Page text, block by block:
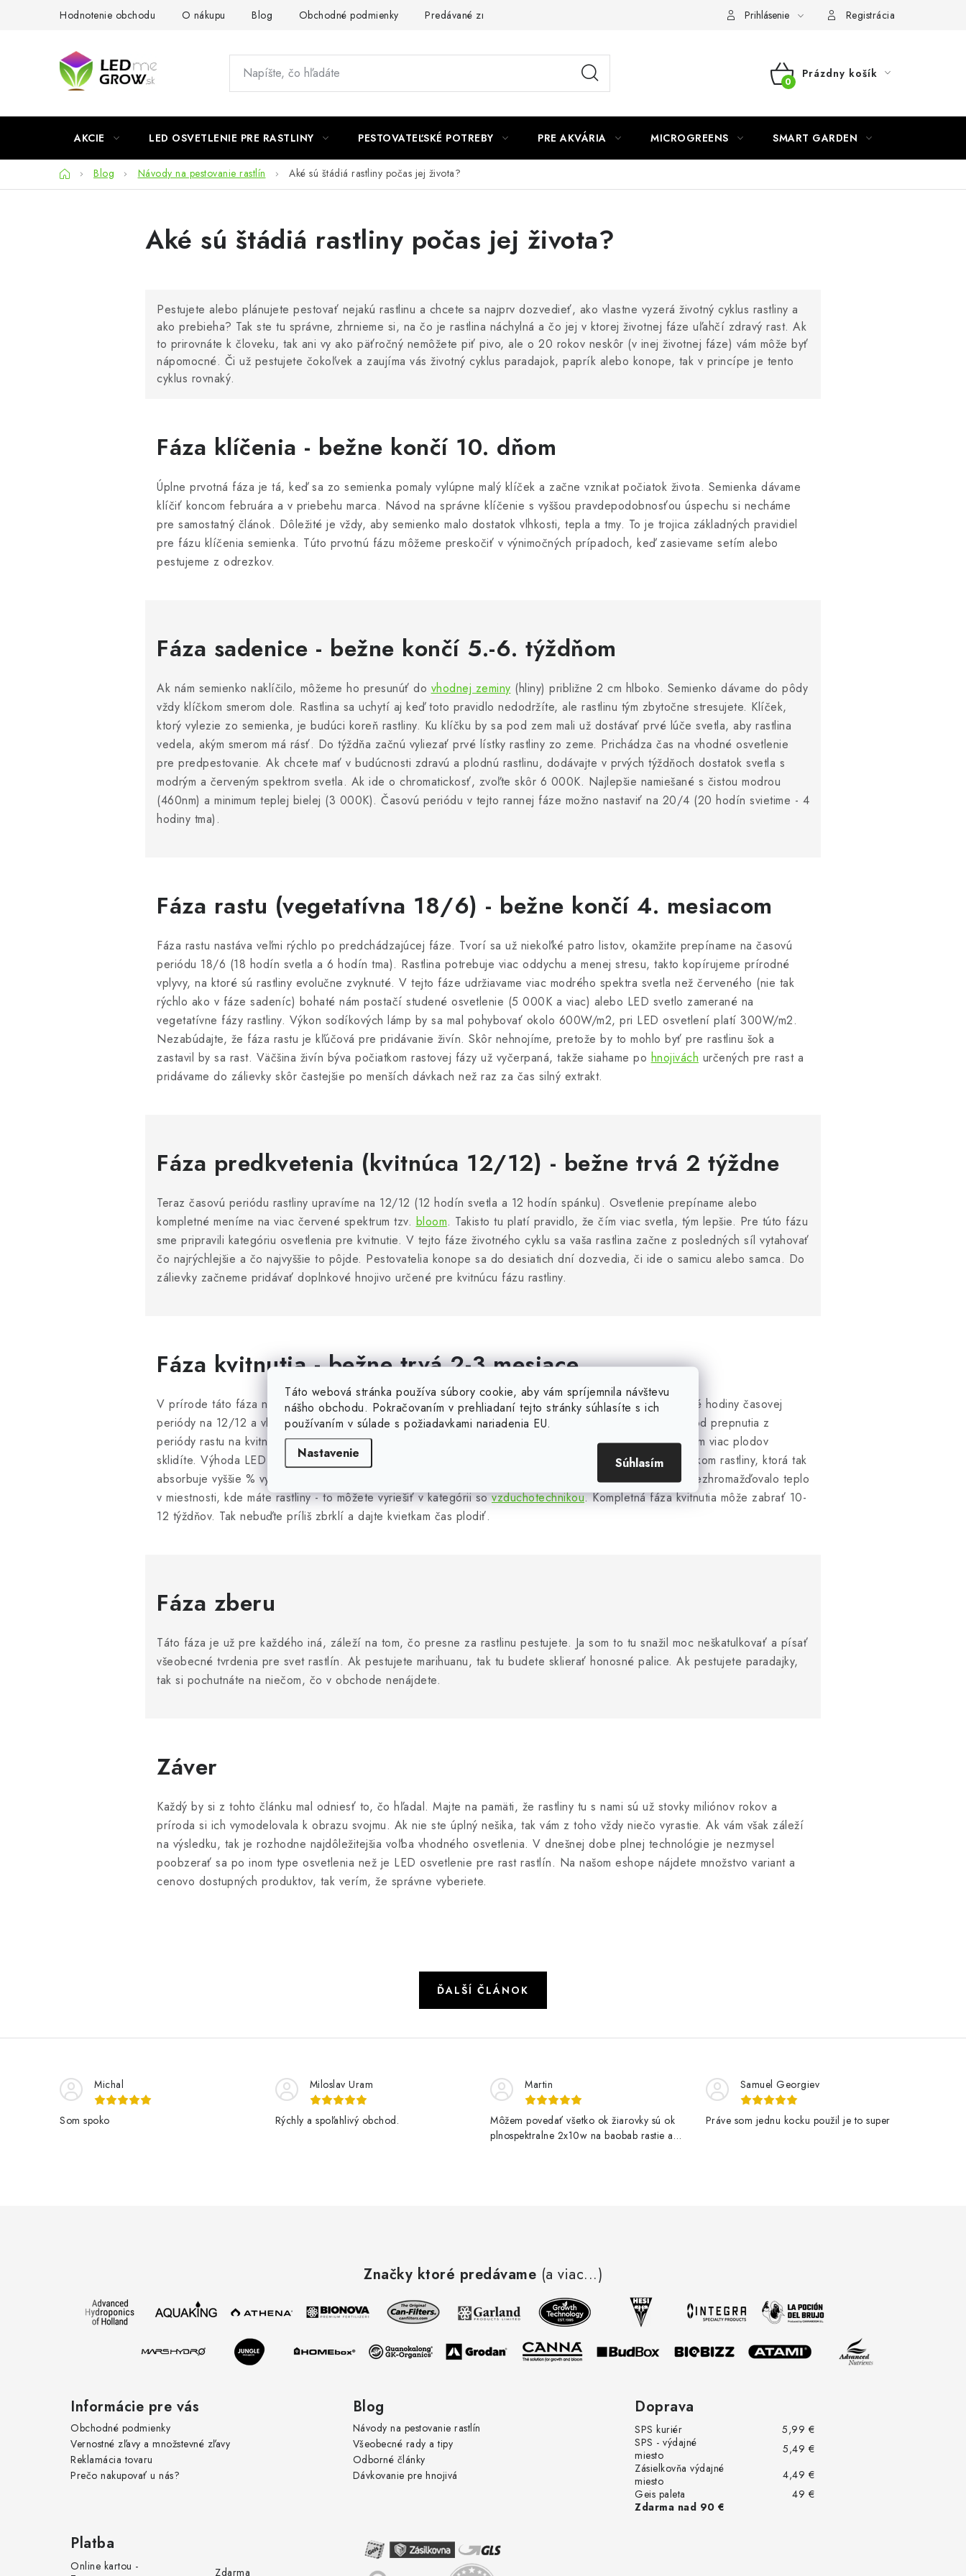
Táto webová stránka používa súbory cookie, aby vám spríjemnila návštevu
nášho obchodu. Pokračovaním v prehliadaní tejto stránky súhlasíte s ich
používaním v súlade s požiadavkami nariadenia EU.
Nastavenie
Súhlasím
Hodnotenie obchodu O nákupu Blog Obchodné podmienky Predávané značky Podmienky o ochrane osobných údajov
Prihlásenie Registrácia
NÁKUPNÝ
Prázdny košík
AKCIE LED OSVETLENIE PRE RASTLINY PESTOVATEĽSKÉ POTREBY PRE AKVÁRIA MICROGREENS SMART GARDEN
DomovBlog Návody na pestovanie rastlín Aké sú štádiá rastliny počas jej života?
Aké sú štádiá rastliny počas jej života?
Pestujete alebo plánujete pestovať nejakú rastlinu a chcete sa najprv dozvedieť, ako vlastne vyzerá životný cyklus rastliny a
ako prebieha? Tak ste tu správne, zhrnieme si, na čo je rastlina náchylná a čo jej v ktorej životnej fáze uľahčí zdravý rast. Ak
to prirovnáte k človeku, tak ani vy ako päťročný nemôžete piť pivo, ale o 20 rokov neskôr (v inej životnej fáze) vám môže byť
nápomocné. Či už pestujete čokoľvek a zaujíma vás životný cyklus paradajok, paprík alebo konope, tak v princípe je tento
cyklus rovnaký.
Fáza klíčenia - bežne končí 10. dňom
Úplne prvotná fáza je tá, keď sa zo semienka pomaly vylúpne malý klíček a začne vznikat počiatok života. Semienka dávame
klíčiť koncom februára a v priebehu marca. Návod na správne klíčenie s vyššou pravdepodobnosťou úspechu si necháme
pre samostatný článok. Dôležité je vždy, aby semienko malo dostatok vlhkosti, tepla a tmy. To je trojica základných pravidiel
pre fázu klíčenia semienka. Túto prvotnú fázu môžeme preskočiť v výnimočných prípadoch, keď zasievame setím alebo
pestujeme z odrezkov.
Fáza sadenice - bežne končí 5.-6. týždňom
Ak nám semienko naklíčilo, môžeme ho presunúť do vhodnej zeminy (hliny) približne 2 cm hlboko. Semienko dávame do pôdy
vždy klíčkom smerom dole. Rastlina sa uchytí aj keď toto pravidlo nedodržíte, ale rastlinu tým zbytočne stresujete. Klíček,
ktorý vylezie zo semienka, je budúci koreň rastliny. Ku klíčku by sa pod zem mali už dostávať prvé lúče svetla, aby rastlina
vedela, akým smerom má rásť. Do týždňa začnú vyliezať prvé lístky rastliny zo zeme. Prichádza čas na vhodné osvetlenie
pre predpestovanie. Ak chcete mať v budúcnosti zdravú a plodnú rastlinu, dodávajte v prvých týždňoch dostatok svetla s
modrým a červeným spektrom svetla. Ak ide o chromatickosť, zvoľte skôr 6 000K. Najlepšie namiešané s čistou modrou
(460nm) a minimum teplej bielej (3 000K). Časovú periódu v tejto rannej fáze možno nastaviť na 20/4 (20 hodín svietime - 4
hodiny tma).
Fáza rastu (vegetatívna 18/6) - bežne končí 4. mesiacom
Fáza rastu nastáva veľmi rýchlo po predchádzajúcej fáze. Tvorí sa už niekoľké patro listov, okamžite prepíname na časovú
periódu 18/6 (18 hodín svetla a 6 hodín tma). Rastlina potrebuje viac oddychu a menej stresu, takto kopírujeme prírodné
vplyvy, na ktoré sú rastliny evolučne zvyknuté. V tejto fáze udržiavame viac modrého spektra svetla než červeného (nie tak
rýchlo ako v fáze sadeníc) bohaté nám postačí studené osvetlenie (5 000K a viac) alebo LED svetlo zamerané na
vegetatívne fázy rastliny. Výkon sodíkových lámp by sa mal pohybovať okolo 600W/m2, pri LED osvetlení platí 300W/m2.
Nezabúdajte, že fáza rastu je kľúčová pre pridávanie živín. Skôr nehnojíme, pretože by to mohlo byť pre rastlinu šok a
zastavil by sa rast. Väčšina živín býva počiatkom rastovej fázy už vyčerpaná, takže siahame po hnojivách určených pre rast a
pridávame do zálievky skôr častejšie po menších dávkach než raz za čas silný extrakt.
Fáza predkvetenia (kvitnúca 12/12) - bežne trvá 2 týždne
Teraz časovú periódu rastliny upravíme na 12/12 (12 hodín svetla a 12 hodín spánku). Osvetlenie prepíname alebo
kompletné meníme na viac červené spektrum tzv. bloom. Takisto tu platí pravidlo, že čím viac svetla, tým lepšie. Pre túto fázu
sme pripravili kategóriu osvetlenia pre kvitnutie. V tejto fáze životného cyklu sa vaša rastlina začne z posledných síl vytahovať
čo najrýchlejšie a čo najvyššie to pôjde. Pestovatelia konope sa do desiatich dní dozvedia, či ide o samicu alebo samca. Do
zálievky začneme pridávať doplnkové hnojivo určené pre kvitnúcu fázu rastliny.
Fáza kvitnutia - bežne trvá 2-3 mesiace
V prírode táto fáza nastane koncom júla a prebieha počas augusta a septembra. My už máme nastavené hodiny časovej
periódy na 12/12 a vlhkosť okolo 30-40%. V praxi by úplná fáza kvitnutia mala nastat po 2-3 týždňoch od prepnutia z
periódy rastu na kvitnutie. Neexistuje tu limit svetla, čím viac svetla rastline v kvitnúcej fáze doprajete, tým viac plodov
sklidíte. Výhoda LED osvetlenia pre fázu květu je nesporná v tom, že svetlo môžete dať takmer k vrcholkom rastliny, ktorá tak
absorbuje vyššie % vyžiareného osvetlenia. Majte zabezpečený dostatočný prúdenie vzduchu, aby sa nezhromažďovalo teplo
v miestnosti, kde máte rastliny - to môžete vyriešiť v kategórii sovzduchotechnikou. Kompletná fáza kvitnutia môže zabrať 10-
12 týždňov. Tak nebuďte príliš zbrklí a dajte kvietkam čas plodiť.
Fáza zberu
Táto fáza je už pre každého iná, záleží na tom, čo presne za rastlinu pestujete. Ja som to tu snažil moc neškatulkovať a písať
všeobecné tvrdenia pre svet rastlín. Ak pestujete marihuanu, tak tu budete sklierať honosné palice. Ak pestujete paradajky,
tak si pochutnáte na niečom, čo v obchode nenájdete.
Záver
Každý by si z tohto článku mal odniesť to, čo hľadal. Majte na pamäti, že rastliny tu s nami sú už stovky miliónov rokov a
príroda si ich vymodelovala k obrazu svojmu. Ak nie ste úplný nešika, tak vám z toho vždy niečo vyrastie. Ak vám však záleží
na výsledku, tak je rozhodne najdôležitejšia voľba vhodného osvetlenia. V dnešnej dobe plnej technológie je nezmysel
poobzerať sa po inom type osvetlenia než je LED osvetlenie pre rast rastlín. Na našom eshope nájdete množstvo variant a
cenovo dostupných produktov, tak verím, že správne vyberiete.
ĎALŠÍ ČLÁNOK
Michal
Som spoko
Miloslav Uram
Rýchly a spoľahlivý obchod.
Martin
Môžem povedať všetko ok žiarovky sú ok
plnospektralne 2x10w na baobab rastie a
Samuel Georgiev
Práve som jednu kocku použil je to super
Značky ktoré predávame (a viac...)
Informácie pre vás
Obchodné podmienky
Vernostné zľavy a množstevné zľavy
Reklamácia tovaru
Prečo nakupovať u nás?
Blog
Návody na pestovanie rastlín
Všeobecné rady a tipy
Odborné články
Dávkovanie pre hnojivá
Doprava
SPS kuriér
5,99 €
SPS - výdajné
miesto
5,49 €
Zásielkovňa výdajné
miesto
4,49 €
Geis paleta
49 €
Zdarma nad 90 €
Platba
Online kartou -
Zdarma